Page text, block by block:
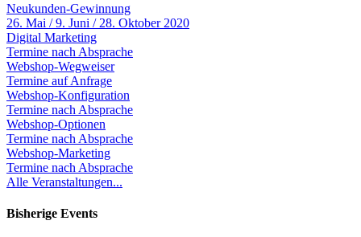
Neukunden-Gewinnung
26. Mai / 9. Juni / 28. Oktober 2020
Digital Marketing
Termine nach Absprache
Webshop-Wegweiser
Termine auf Anfrage
Webshop-Konfiguration
Termine nach Absprache
Webshop-Optionen
Termine nach Absprache
Webshop-Marketing
Termine nach Absprache
Alle Veranstaltungen...
Bisherige Events